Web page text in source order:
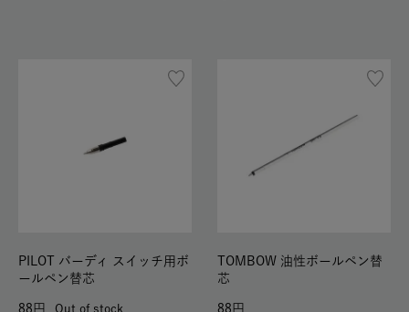
PILOT バーディ スイッチ用ボ
ールペン替芯
88 Out of stock
TOMBOW 油性ボールペン替
芯
88